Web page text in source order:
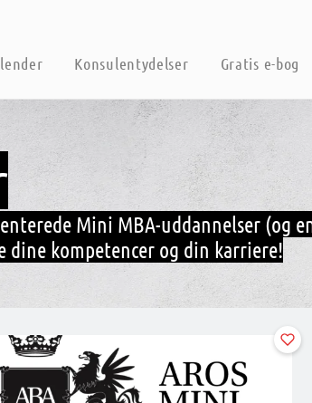
Konsulentydelser Gratis e-bog
Mini MBA-uddannelser (og
kompetencer og din karriere!